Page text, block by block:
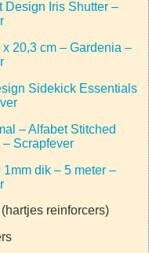
Design Iris Shutter –
20,3 cm – Gardenia –
Sidekick Essentials
– Alfabet Stitched
– Scrapfever
dik – 5 meter –
reinforcers)